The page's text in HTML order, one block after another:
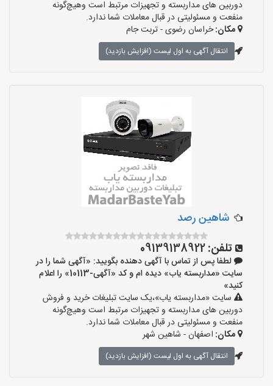
دوربین های مداربسته و تجهیزات مرتبط است وهیچ‌گونه
منفعت و مسئولیتی در قبال معاملات شما ندارد.
مکان:خراسان رضوی - تربت جام
انتقال آگهی به اول لیست (افزایش بازدید)
شاهین رصد
تلفن:09139138922
لطفا پس از تماس با آگهی دهنده بگویید: «آگهی شما را در
سایت «مداربسته یاب» دیده ام و کد «آگهی-10113» را اعلام
کنید»
سایت «مداربسته یاب»،یک سایت تبلیغات خرید و فروش
دوربین های مداربسته و تجهیزات مرتبط است وهیچ‌گونه
منفعت و مسئولیتی در قبال معاملات شما ندارد.
مکان: اصفهان - شاهین شهر
انتقال آگهی به اول لیست (افزایش بازدید)